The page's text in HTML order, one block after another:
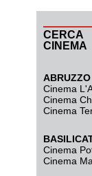
CERCA
CINEMA
ABRUZZO
Cinema
Cinema
Cinema
Cinema
Cinema